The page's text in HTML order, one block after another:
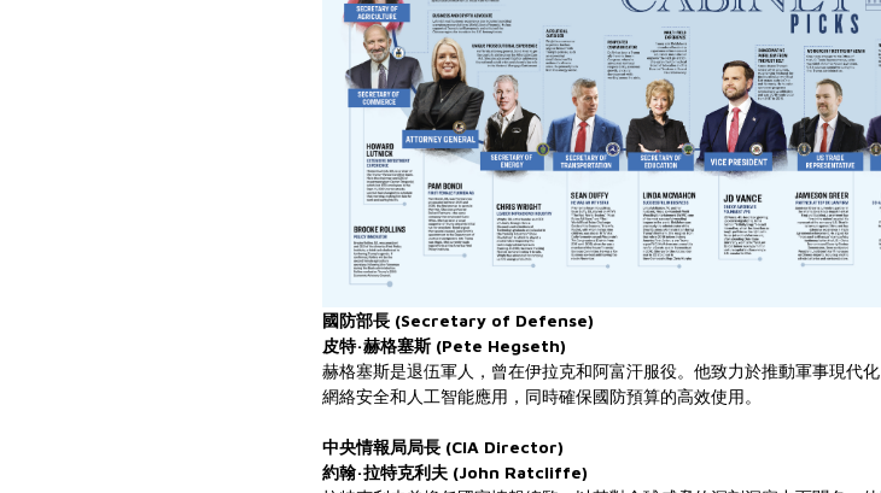
國防部長 (Secretary of Defense)
皮特·赫格塞斯 (Pete Hegseth)
赫格塞斯是退伍軍人，曾在伊拉克和阿富汗服役。他致力於推動軍事現代
網絡安全和人工智能應用，同時確保國防預算的高效使用。
中央情報局局長 (CIA Director)
約翰·拉特克利夫 (John Ratcliffe)